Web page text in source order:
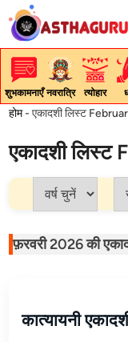
Skip
content
शुभकामनाएँ नवरात्रि त्योहार
होम-एकादशी लिस्ट
एकादशी
फ़रवरी 2026 की
कात्यायनी